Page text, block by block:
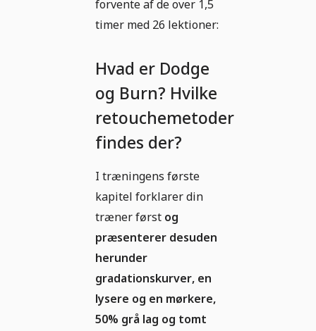
forvente af de over 1,5
timer med 26 lektioner:
Hvad er Dodge
og Burn? Hvilke
retouchemetoder
findes der?
I træningens første
kapitel forklarer din
træner først og
præsenterer desuden
herunder
gradationskurver, en
lysere og en mørkere,
50% grå lag og tomt